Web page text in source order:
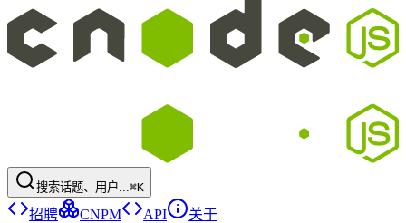
搜索话题、用户...⌘K
招聘 CNPM API
关于